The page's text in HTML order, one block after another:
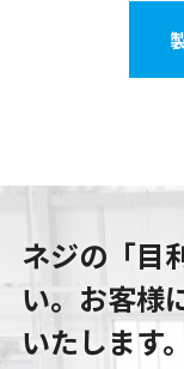
ネジの「目
い。 お客様
いたします。